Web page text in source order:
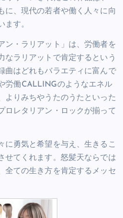
に、現代の若者や働く人々に向
ます。
ン・ラリアット」は、労働者を
なラリアットで肯定するという
曲はどれもバラエティに富んで
労働CALLINGのようなエネル
よりみちやうたのうたといった
ロレタリアン・ロックが揃って
に勇気と希望を与え、生きるこ
せてくれます。怒髪天ならでは
全ての生き方を肯定するメッセ